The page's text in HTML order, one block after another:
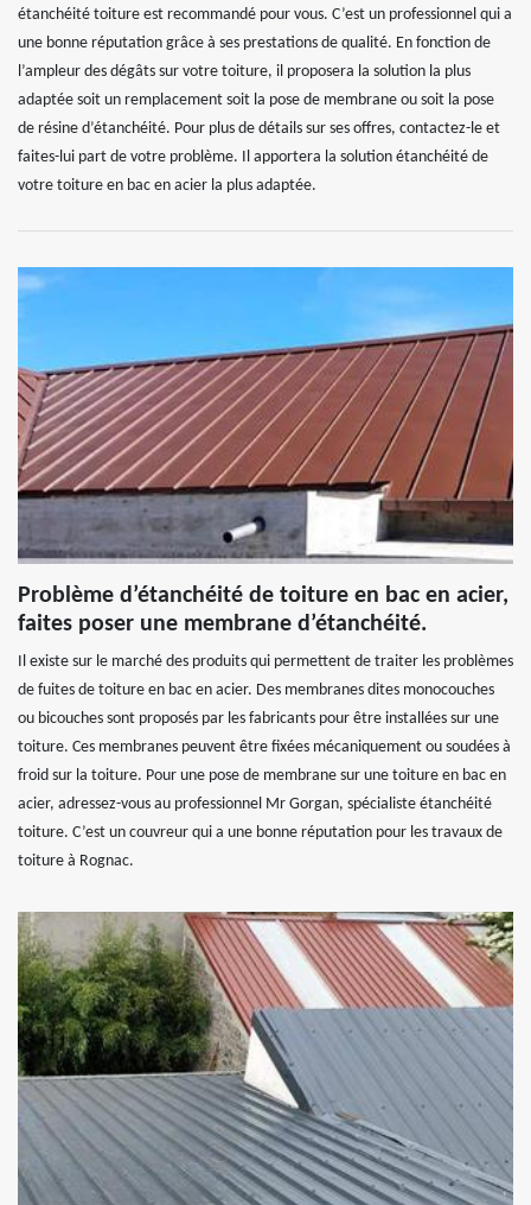
étanchéité toiture est recommandé pour vous. C’est un professionnel qui a
une bonne réputation grâce à ses prestations de qualité. En fonction de
l’ampleur des dégâts sur votre toiture, il proposera la solution la plus
adaptée soit un remplacement soit la pose de membrane ou soit la pose
de résine d’étanchéité. Pour plus de détails sur ses offres, contactez-le et
faites-lui part de votre problème. Il apportera la solution étanchéité de
votre toiture en bac en acier la plus adaptée.
Problème d’étanchéité de toiture en bac en acier,
faites poser une membrane d’étanchéité.
Il existe sur le marché des produits qui permettent de traiter les problèmes
de fuites de toiture en bac en acier. Des membranes dites monocouches
ou bicouches sont proposés par les fabricants pour être installées sur une
toiture. Ces membranes peuvent être fixées mécaniquement ou soudées à
froid sur la toiture. Pour une pose de membrane sur une toiture en bac en
acier, adressez-vous au professionnel Mr Gorgan, spécialiste étanchéité
toiture. C’est un couvreur qui a une bonne réputation pour les travaux de
toiture à Rognac.